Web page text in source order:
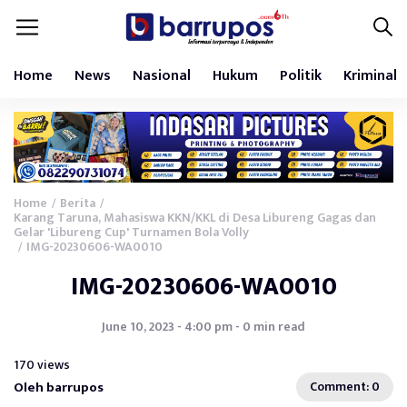
Home News Nasional Hukum Politik Kriminal
Home / Berita /
Karang Taruna, Mahasiswa KKN/KKL di Desa Libureng Gagas dan
Gelar 'Libureng Cup' Turnamen Bola Volly
/ IMG-20230606-WA0010
IMG-20230606-WA0010
June 10, 2023 - 4:00 pm - 0 min read
170 views
Oleh barrupos Comment: 0